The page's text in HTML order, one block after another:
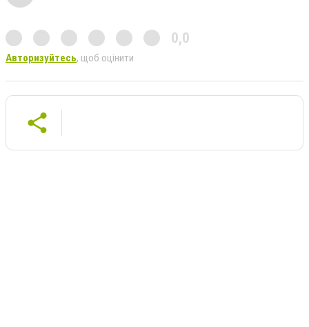
0,0
Авторизуйтесь, щоб оцінити